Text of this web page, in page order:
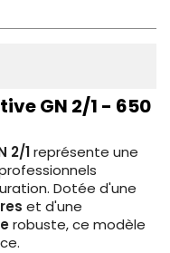
GN 2/1 - 650
2/1représente une
Dotée d'une
et d'une
robuste, ce modèle